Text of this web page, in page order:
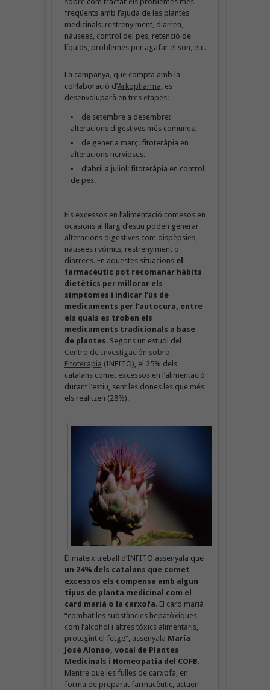
freqüents amb l’ajuda de les plantes
medicinals: restrenyiment, diarrea,
nàusees, control del pes, retenció de
líquids, problemes per agafar el son, etc.
La campanya, que compta amb la
col·laboració d’Arkopharma , es
desenvoluparà en tres etapes:
de setembre a desembre:
alteracions digestives més comunes.
de gener a març: fitoteràpia en
alteracions nervioses.
d’abril a juliol: fitoteràpia en control
de pes.
Els excessos en l’alimentació comesos en
ocasions al llarg d’estiu poden generar
alteracions digestives com dispèpsies,
nàusees i vòmits, restrenyiment o
diarrees. En aquestes situacions el
farmacèutic pot recomanar hàbits
dietètics per millorar els
símptomes i indicar l’ús de
medicaments per l’autocura, entre
els quals es troben els
medicaments tradicionals a base
de plantes. Segons un estudi del
Centro de Investigación sobre
Fitoterapia (INFITO), el 25% dels
catalans comet excessos en l’alimentació
durant l’estiu, sent les dones les que més
els realitzen (28%).
El mateix treball d’INFITO assenyala que
un 24% dels catalans que comet
excessos els compensa amb algun
tipus de planta medicinal com el
card marià o la carxofa. El card marià
“combat les substàncies hepatòxiques
com l’alcohol i altres tòxics alimentaris,
protegint el fetge”, assenyala María
José Alonso, vocal de Plantes
Medicinals i Homeopatia del COFB.
Mentre que les fulles de carxofa, en
forma de preparat farmacèutic, actuen